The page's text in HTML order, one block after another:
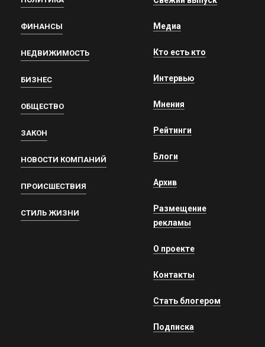
ФИНАНСЫ
НЕДВИЖИМОСТЬ
БИЗНЕС
ОБЩЕСТВО
ЗАКОН
НОВОСТИ КОМПАНИЙ
ПРОИСШЕСТВИЯ
СТИЛЬ ЖИЗНИ
Медиа
Кто есть кто
Интервью
Мнения
Рейтинги
Блоги
Архив
Размещение
рекламы
О проекте
Контакты
Стать блогером
Подписка